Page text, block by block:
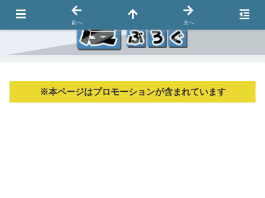
※本ページはプロモーションが含まれています
前へ 次へ